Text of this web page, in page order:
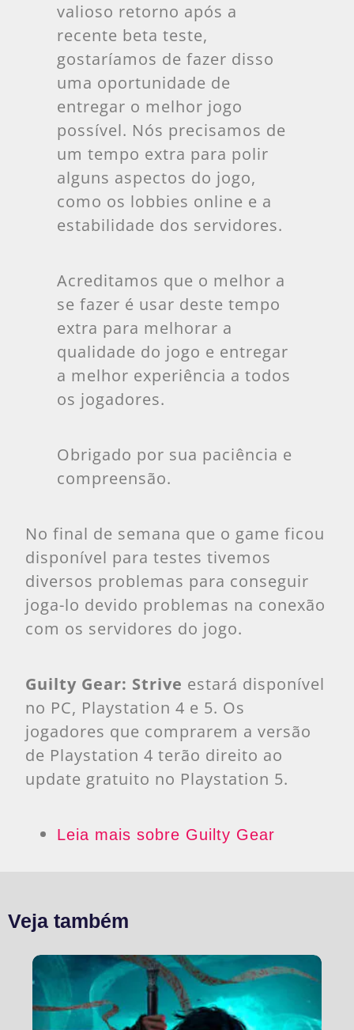
valioso retorno após a
recente beta teste,
gostaríamos de fazer disso
uma oportunidade de
entregar o melhor jogo
possível. Nós precisamos de
um tempo extra para polir
alguns aspectos do jogo,
como os lobbies online e a
estabilidade dos servidores.
Acreditamos que o melhor a
se fazer é usar deste tempo
extra para melhorar a
qualidade do jogo e entregar
a melhor experiência a todos
os jogadores.
Obrigado por sua paciência e
compreensão.
No final de semana que o game ficou
disponível para testes tivemos
diversos problemas para conseguir
joga-lo devido problemas na conexão
com os servidores do jogo.
Guilty Gear: Strive estará disponível
no PC, Playstation 4 e 5. Os
jogadores que comprarem a versão
de Playstation 4 terão direito ao
update gratuito no Playstation 5.
Leia mais sobre Guilty Gear
Veja também